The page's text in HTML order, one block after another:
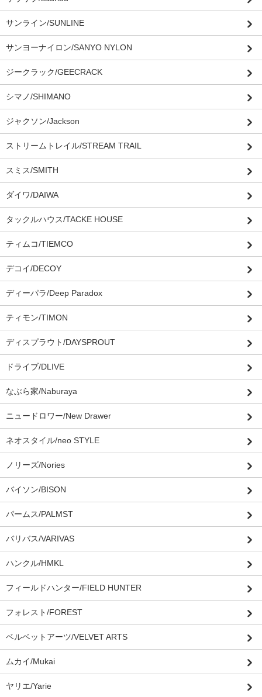
サンライン/SUNLINE
サンヨーナイロン/SANYO NYLON
ジークラック/GEECRACK
シマノ/SHIMANO
ジャクソン/Jackson
ストリームトレイル/STREAM TRAIL
スミス/SMITH
ダイワ/DAIWA
タックルハウス/TACKE HOUSE
ティムコ/TIEMCO
デコイ/DECOY
ディーパラ/Deep Paradox
ティモン/TIMON
ディスプラウト/DAYSPROUT
ドライブ/DLIVE
なぶら家/Naburaya
ニュードロワー/New Drawer
ネオスタイル/neo STYLE
ノリーズ/Nories
バイソン/BISON
パームス/PALMST
バリバス/VARIVAS
ハンクル/HMKL
フィールドハンター/FIELD HUNTER
フォレスト/FOREST
ベルベットアーツ/VELVET ARTS
ムカイ/Mukai
ヤリエ/Yarie